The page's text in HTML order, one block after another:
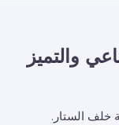
والتميز
خلف الستار.